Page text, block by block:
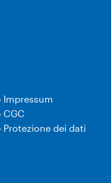
Impressum
CGC
Protezione dei dati